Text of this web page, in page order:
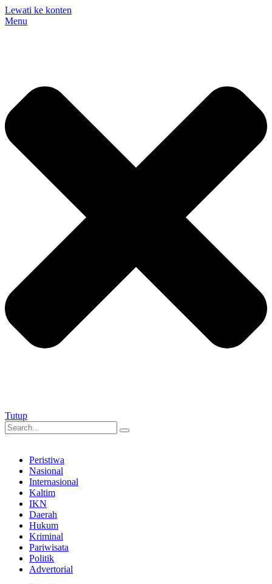
Lewati ke konten
Menu
Tutup
Peristiwa
Nasional
Internasional
Kaltim
IKN
Daerah
Hukum
Kriminal
Pariwisata
Politik
Advertorial